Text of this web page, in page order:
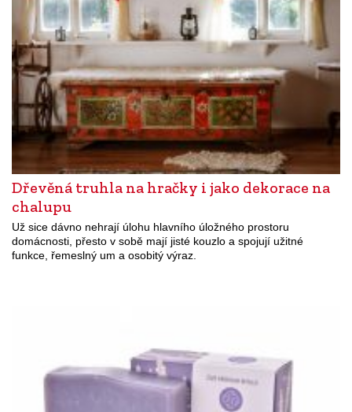
Dřevěná truhla na hračky i jako dekorace na
chalupu
Už sice dávno nehrají úlohu hlavního úložného prostoru
domácnosti, přesto v sobě mají jisté kouzlo a spojují užitné
funkce, řemeslný um a osobitý výraz.